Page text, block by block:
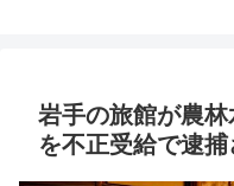
岩手の旅館が農
を不正受給で逮捕